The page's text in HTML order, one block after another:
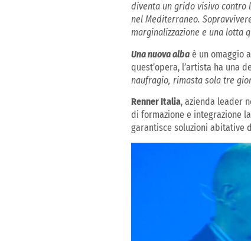
diventa un grido visivo contro
nel Mediterraneo.
marginalizzazione e una lotta
Una nuova alba è un omaggio
quest’opera, l’artista ha una
naufragio, rimasta sola tre
Renner Italia, azienda leader
di formazione e integrazione
garantisce soluzioni abitative